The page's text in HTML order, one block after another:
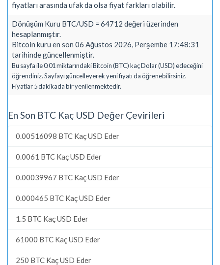
fiyatları arasında ufak da olsa fiyat farkları olabilir.
Dönüşüm Kuru BTC/USD = 64712 değeri üzerinden
hesaplanmıştır.
Bitcoin kuru en son 06 Ağustos 2026, Perşembe 17:48:31
tarihinde güncellenmiştir.
Bu sayfa ile 0.01 miktarındaki Bitcoin (BTC) kaç Dolar (USD) edeceğini
öğrendiniz. Sayfayı güncelleyerek yeni fiyatı da öğrenebilirsiniz.
Fiyatlar 5 dakikada bir yenilenmektedir.
En Son BTC Kaç USD Değer Çevirileri
0.00516098 BTC Kaç USD Eder
0.0061 BTC Kaç USD Eder
0.00039967 BTC Kaç USD Eder
0.000465 BTC Kaç USD Eder
1.5 BTC Kaç USD Eder
61000 BTC Kaç USD Eder
250 BTC Kaç USD Eder